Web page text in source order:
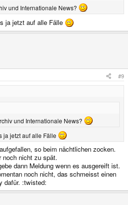
und Internationale News?
ja jetzt auf alle Fälle
#9
und Internationale News?
ja jetzt auf alle Fälle
so beim nächtlichen zocken.
noch nicht zu spät.
dann Meldung wenn es ausgereift ist.
noch nicht, das schmeisst einen
dafür. :twisted: